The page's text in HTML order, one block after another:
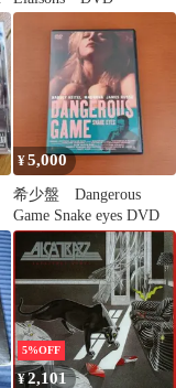
¥5,000
希少盤 Dangerous
Game Snake eyes DVD
5%OFF
¥2,101